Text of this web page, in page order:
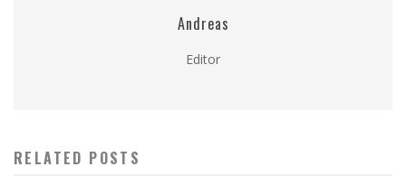
Andreas
Editor
RELATED POSTS